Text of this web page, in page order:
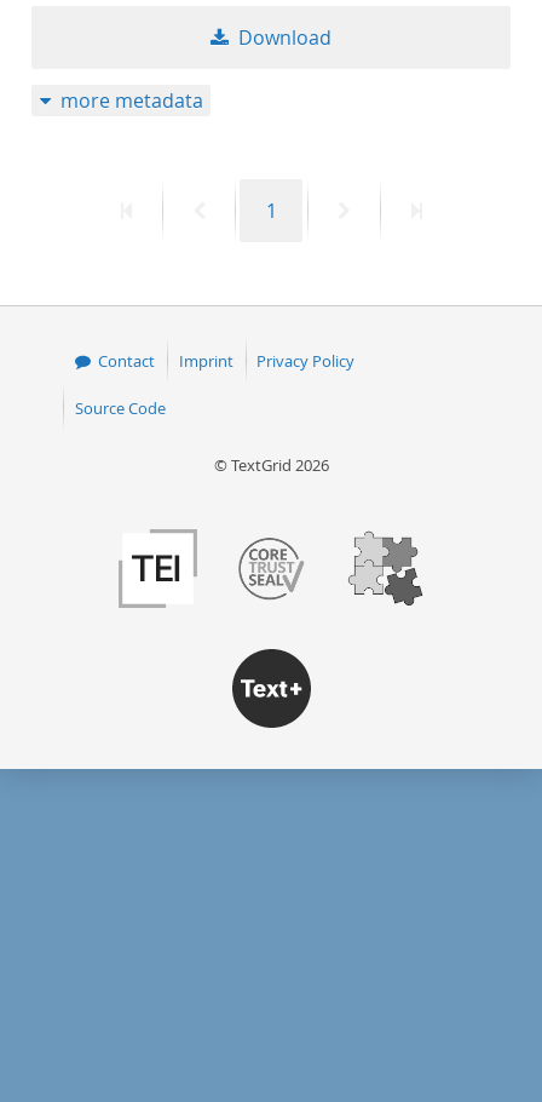
Download
more metadata
PreviousPage
1
Contact Imprint Privacy Policy
Source Code
© TextGrid 2026